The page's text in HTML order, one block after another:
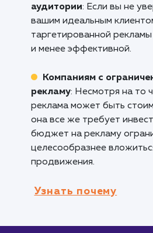
достижения этих
Компаниям,
сегментах:
направленную на
что может быть
в узких или
Брендам, которые
узнаваемость
заинтересованных в
бренда.